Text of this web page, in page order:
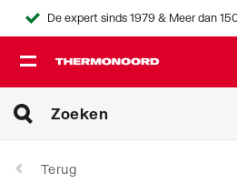
De expert sinds 1979 & Meer dan
Terug